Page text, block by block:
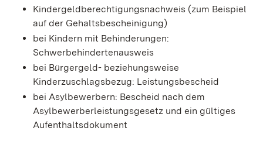
Kindergeldberechtigungsnachweis (zum Beispiel
auf der Gehaltsbescheinigung)
bei Kindern mit Behinderungen:
Schwerbehindertenausweis
bei Bürgergeld- beziehungsweise
Kinderzuschlagsbezug: Leistungsbescheid
bei Asylbewerbern: Bescheid nach dem
Asylbewerberleistungsgesetz und ein gültiges
Aufenthaltsdokument